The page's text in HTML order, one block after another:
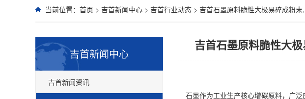
当前位置： 首页 > 吉首新闻中心 > 吉首行业动态 > 吉首石墨原料脆性大极易碎成粉末
吉首新闻中心
吉首新闻资讯
吉首石墨原料脆性大
石墨作为工业生产核心增碳原料，广泛